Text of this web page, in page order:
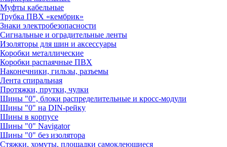
Муфты кабельные
Трубка ПВХ «кембрик»
Знаки электробезопасности
Сигнальные и оградительные ленты
Изоляторы для шин и аксессуары
Коробки металлические
Коробки распаячные ПВХ
Наконечники, гильзы, разъемы
Лента спиральная
Протяжки, прутки, чулки
Шины "0", блоки распределительные и кросс-модули
Шины "0" на DIN-рейку
Шины в корпусе
Шины "0" Navigator
Шины "0" без изолятора
Стяжки, хомуты, площадки самоклеющиеся